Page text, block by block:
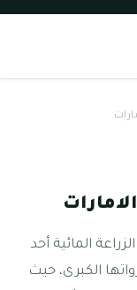
المائية أحد
الكبرى، حيث